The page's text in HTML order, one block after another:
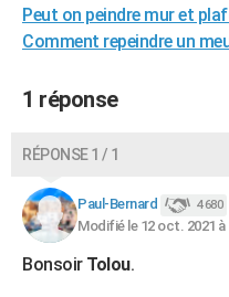
BONS PLANS
Carte de Noël
Carte Bonne année
Carte Saint-Valentin
Carte Pâques
Carte d'anniversaire
DICTIONNAIRE
Dictionnaire
Biographies
Citations
Expressions
Proverbes
PROGRAMME TV
COPAINS D'AVANT
S'inscrire
Se connecter
Lycées
Collèges
Primaires
Universités
Entreprises
Service militaire
Avis de recherche
Peut on peindre mur et
Comment repeindre un
1 réponse
RÉPONSE 1 / 1
Paul-Bernard 4 680
Modifié le 12 oct. 2021 à
Bonsoir Tolou.